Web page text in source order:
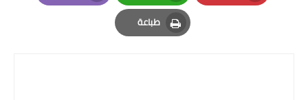
Pinterest
Whatsapp
Email
طباعة
Print